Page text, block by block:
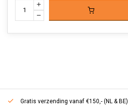
Gratis verzending vanaf €150,- (NL & BE)